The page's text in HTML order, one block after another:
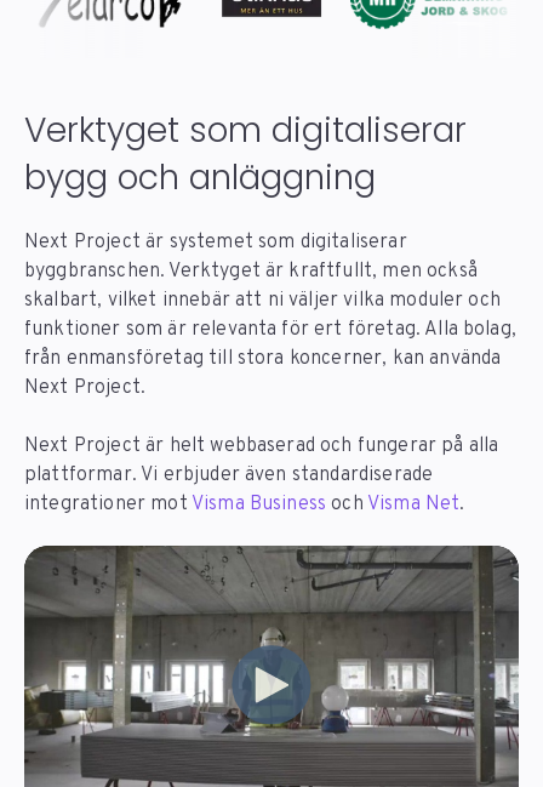
Verktyget som digitaliserar
bygg och anläggning
Next Project är systemet som digitaliserar
byggbranschen. Verktyget är kraftfullt, men också
skalbart, vilket innebär att ni väljer vilka moduler och
funktioner som är relevanta för ert företag. Alla bolag,
från enmansföretag till stora koncerner, kan använda
Next Project.
Next Project är helt webbaserad och fungerar på alla
plattformar. Vi erbjuder även standardiserade
integrationer mot Visma Business och Visma Net.